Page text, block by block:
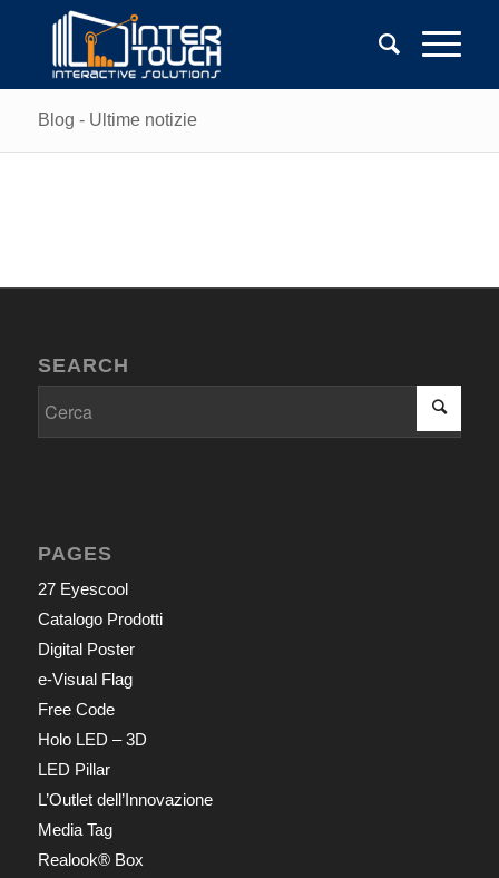
Blog - Ultime notizie
SEARCH
PAGES
27 Eyescool
Catalogo Prodotti
Digital Poster
e-Visual Flag
Free Code
Holo LED – 3D
LED Pillar
L’Outlet dell’Innovazione
Media Tag
Realook® Box